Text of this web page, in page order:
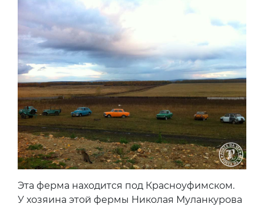
Эта ферма находится под Красноуфимском.
У хозяина этой фермы Николая Муланкурова